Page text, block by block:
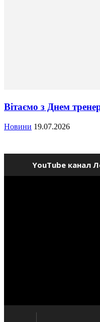
Вітаємо з Днем
Новини 19.07.2026
YouTube канал